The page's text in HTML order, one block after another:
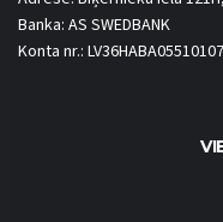
Banka: AS SWEDBANK
Konta nr.: